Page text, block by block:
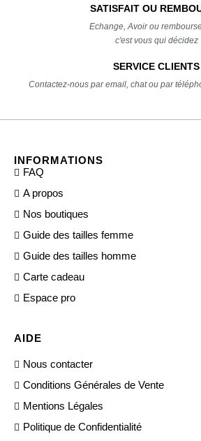
SATISFAIT OU
Echange, Avoir ou
c'est vous qui décidez
SERVICE CLIENTS
Contactez-nous par email, chat ou par
INFORMATIONS
FAQ
A propos
Nos boutiques
Guide des tailles femme
Guide des tailles homme
Carte cadeau
Espace pro
AIDE
Nous contacter
Conditions Générales de Vente
Mentions Légales
Politique de Confidentialité